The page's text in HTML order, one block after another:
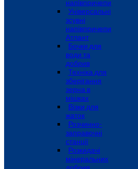
напiвпричепи
Універсальні
зсувні
напівпричепи
Атлант
Бочки для
води та
добрив
Техніка для
зберігання
зерна в
мішках
Візки для
жаток
Розчинно-
заправочні
станції
Розкидачі
мінеральних
добрив